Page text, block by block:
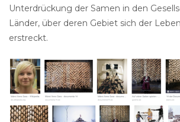
Unterdrückung der Samen in den
Länder, über deren Gebiet sich der
erstreckt.